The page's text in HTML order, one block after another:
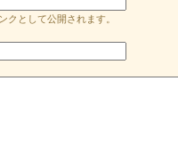
クとして公開されます。